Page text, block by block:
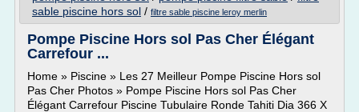
sable piscine hors sol / filtre sable piscine leroy merlin
Pompe Piscine Hors sol Pas Cher Élégant
Carrefour ...
Home » Piscine » Les 27 Meilleur Pompe Piscine Hors sol
Pas Cher Photos » Pompe Piscine Hors sol Pas Cher
Élégant Carrefour Piscine Tubulaire Ronde Tahiti Dia 366 X